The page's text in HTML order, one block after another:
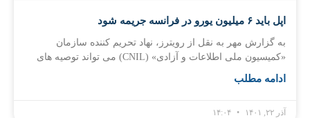
اپل باید ۶ میلیون یورو در فرانسه جریمه شود
به گزارش مهر به نقل از رویترز، نهاد تحریم کننده سازمان
«کمیسیون ملی اطلاعات و آزادی» (CNIL) می تواند توصیه های
ادامه مطلب
آذر ۲۲, ۱۴۰۱